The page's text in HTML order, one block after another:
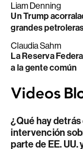
Liam Denning
Un Trump
grandes
Claudia Sahm
La Reserva
a la gente común
¿Qué hay detrás
intervención
parte de EE. UU.